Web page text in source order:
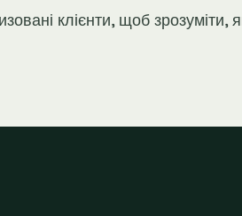
клієнти, щоб зрозуміти,